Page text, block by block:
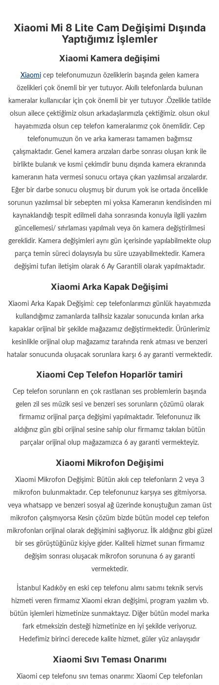
Xiaomi Mi 8 Lite Cam Değişimi Dışında
Yaptığımız İşlemler
Xiaomi Kamera değişimi
Xiaomicep telefonumuzun özeliklerin başında gelen kamera
özelikleri çok önemli bir yer tutuyor. Akıllı telefonlarda bulunan
kameralar kullanıcılar için çok önemli bir yer tutuyor .Özelikle tatilde
olsun ailece çektiğimiz olsun arkadaşlarımızla çektiğimiz. olsun okul
hayatımızda olsun cep telefon kameralarımız çok önemlidir. Cep
telefonumuzun ön ve arka kamerası tamamen bağımsız
çalışmaktadır. Genel kamera arızaları darbe sonrası oluşan kırık ile
birlikte bulanık ve kısmi çekimdir bunu dışında kamera ekranında
kameranın hata vermesi sonucu ortaya çıkan yazılımsal arızalardır.
Eğer bir darbe sonucu oluşmuş bir durum yok ise ortada öncelikle
sorunun yazılımsal bir sebepten mi yoksa Kameranın kendisinden mi
kaynaklandığı tespit edilmeli daha sonrasında konuyla ilgili yazılım
güncellemesi/ sıfırlaması yapılmalı veya ön kamera değiştirilmesi
gereklidir. Kamera değişimleri aynı gün içerisinde yapılabilmekte olup
parça temin süreci dolayısıyla bu süre uzayabilmektedir. Kamera
değişimi tufan iletişim olarak 6 Ay Garantili olarak yapılmaktadır.
Xiaomi Arka Kapak Değişimi
Xiaomi Arka Kapak Değişimi: cep telefonlarımızı günlük hayatımızda
kullandığımız zamanlarda talihsiz kazalar sonucunda kırılan arka
kapaklar orijinal bir şekilde mağazamız değiştirmektedir. Ürünlerimiz
kesinlikle orijinal olup mağazamız tarafında renk atması ve benzeri
hatalar sonucunda oluşacak sorunlara karşı 6 ay garanti vermektedir.
Xiaomi Cep Telefon Hoparlör tamiri
Cep telefon sorunların en çok rastlanan ses problemlerin başında
gelen zil ses müzik sesi ve benzeri ses sorunların çözümü olarak
firmamız orijinal parça değişimi yapılmaktadır. Telefonunuz ilk
aldığınız gün gibi orijinal sesine sahip olur firmamız takılan bütün
parçalar orijinal olup mağazamızca 6 ay garanti vermekteyiz.
Xiaomi Mikrofon Değişimi
Xiaomi Mikrofon Değişimi: Bütün akılı cep telefonların 2 veya 3
mikrofon bulunmaktadır. Cep telefonunuz karşıya ses gitmiyorsa.
veya whatsapp ve benzeri sosyal ağ üzerinde konuştuğun zaman üst
mikrofon çalışmıyorsa Kesin çözüm bizde bütün model cep telefon
mikrofonları orijinal olarak değişimini sağlıyoruz. İlk aldığınız gibi güzel
bir ses görüştüğünüz kişiye gider. Kaliteli hizmet sunan firmamız
değişim sonrası oluşacak mikrofon sorununa 6 ay garanti
vermektedir.
İstanbul Kadıköy en eski cep telefonu alımı satımı teknik servis
hizmeti veren firmamız Xiaomi ekran değişimi, program yazılım vb.
bütün işlemleri hizmetinize sunmaktayız. Diğer bütün model marka
fark etmeksizin desteği hizmetinize en iyi şekilde veriyoruz.
Hedefimiz birinci derecede kalite hizmet, güler yüz anlayışıdır
Xiaomi Sıvı Teması Onarımı
Xiaomi cep telefonu sıvı temas onarımı: Xiaomi Cep telefonları